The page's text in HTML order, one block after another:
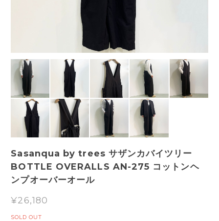
Sasanqua by trees サザンカバイツリー
BOTTLE OVERALLS AN-275 コットンヘ
ンプオーバーオール
¥26,180
SOLD OUT